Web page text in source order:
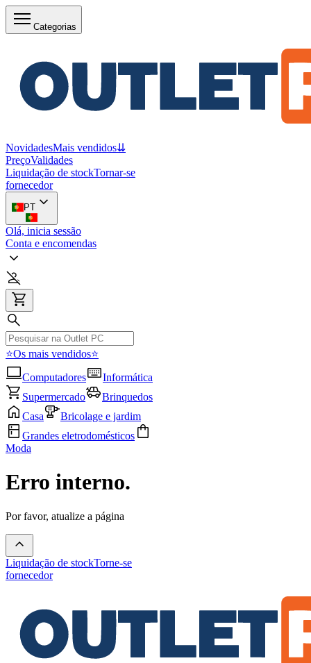
Categorias
NovidadesMais vendidos⇊
PreçoValidades
Liquidação de stockTornar-se
fornecedor
PT
Olá, inicia sessão
Conta e encomendas
⭐Os mais vendidos⭐
Computadores
Informática
Supermercado
Brinquedos
Casa
Bricolage e jardim
Grandes eletrodomésticos
Moda
Erro interno.
Por favor, atualize a página
Liquidação de stockTorne-se
fornecedor